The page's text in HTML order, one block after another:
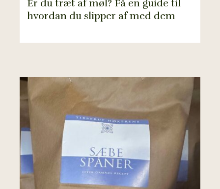
Er du træt af møl? Få en guide til
hvordan du slipper af med dem